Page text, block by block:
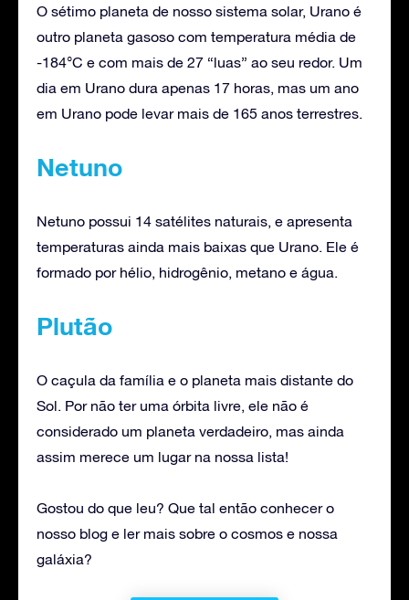
O sétimo planeta de nosso sistema solar, Urano é
outro planeta gasoso com temperatura média de
-184°C e com mais de 27 “luas” ao seu redor. Um
dia em Urano dura apenas 17 horas, mas um ano
em Urano pode levar mais de 165 anos terrestres.
Netuno
Netuno possui 14 satélites naturais, e apresenta
temperaturas ainda mais baixas que Urano. Ele é
formado por hélio, hidrogênio, metano e água.
Plutão
O caçula da família e o planeta mais distante do
Sol. Por não ter uma órbita livre, ele não é
considerado um planeta verdadeiro, mas ainda
assim merece um lugar na nossa lista!
Gostou do que leu? Que tal então conhecer o
nosso blog e ler mais sobre o cosmos e nossa
galáxia?